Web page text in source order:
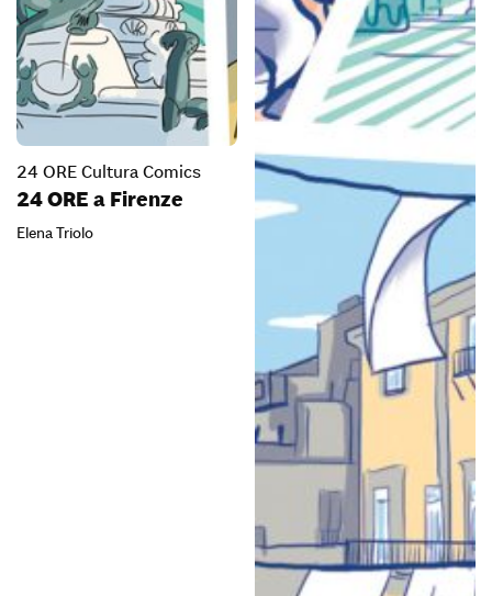
24 ORE Cultura Comics
24 ORE a Firenze
Elena Triolo